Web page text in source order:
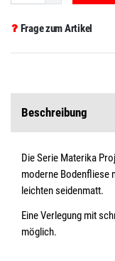
Frage zum Artikel
Beschreibung
Die Serie Materika
moderne Bodenfliese
leichten seidenmatt.
Eine Verlegung mit
möglich.